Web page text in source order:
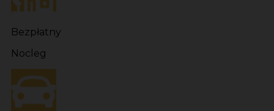
Bezpłatny
Nocleg